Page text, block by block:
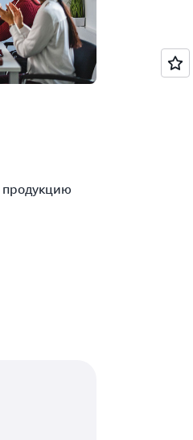
продукцию